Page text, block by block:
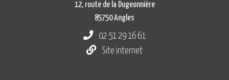
12, route de la Dugeonnière
85750 Angles
02 51 29 16 61
Site internet